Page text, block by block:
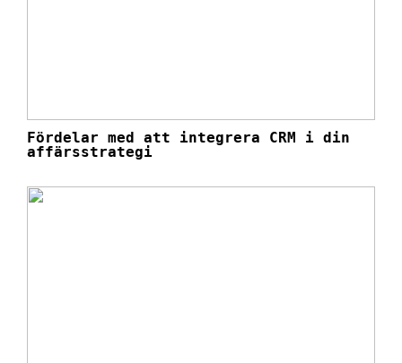
Fördelar med att integrera CRM i din
affärsstrategi